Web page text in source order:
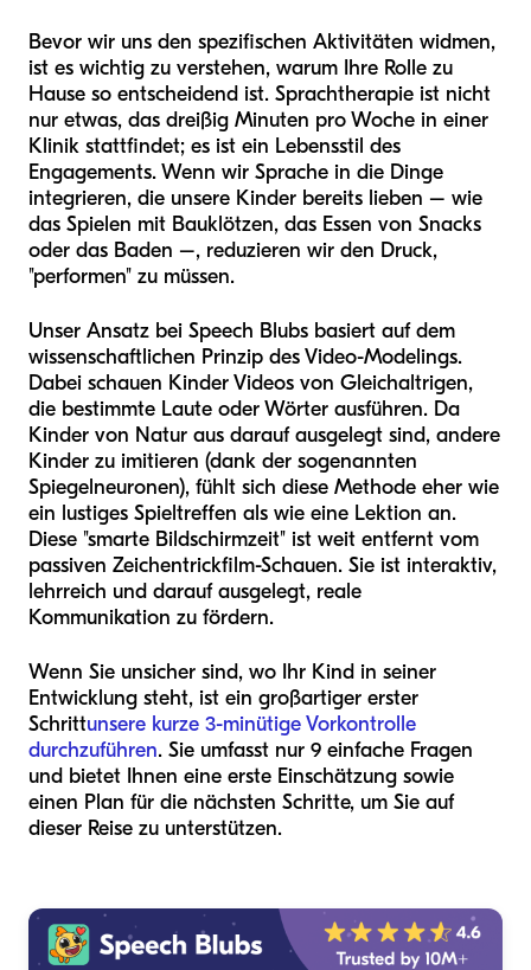
Bevor wir uns den spezifischen Aktivitäten widmen,
ist es wichtig zu verstehen, warum Ihre Rolle zu
Hause so entscheidend ist. Sprachtherapie ist nicht
nur etwas, das dreißig Minuten pro Woche in einer
Klinik stattfindet; es ist ein Lebensstil des
Engagements. Wenn wir Sprache in die Dinge
integrieren, die unsere Kinder bereits lieben – wie
das Spielen mit Bauklötzen, das Essen von Snacks
oder das Baden –, reduzieren wir den Druck,
"performen" zu müssen.
Unser Ansatz bei Speech Blubs basiert auf dem
wissenschaftlichen Prinzip des Video-Modelings.
Dabei schauen Kinder Videos von Gleichaltrigen,
die bestimmte Laute oder Wörter ausführen. Da
Kinder von Natur aus darauf ausgelegt sind, andere
Kinder zu imitieren (dank der sogenannten
Spiegelneuronen), fühlt sich diese Methode eher wie
ein lustiges Spieltreffen als wie eine Lektion an.
Diese "smarte Bildschirmzeit" ist weit entfernt vom
passiven Zeichentrickfilm-Schauen. Sie ist interaktiv,
lehrreich und darauf ausgelegt, reale
Kommunikation zu fördern.
Wenn Sie unsicher sind, wo Ihr Kind in seiner
Entwicklung steht, ist ein großartiger erster
Schrittunsere kurze 3-minütige Vorkontrolle
durchzuführen. Sie umfasst nur 9 einfache Fragen
und bietet Ihnen eine erste Einschätzung sowie
einen Plan für die nächsten Schritte, um Sie auf
dieser Reise zu unterstützen.